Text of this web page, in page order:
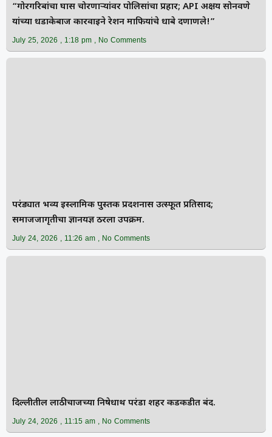
“गोरगरिबांचा घास चोरणाऱ्यांवर पोलिसांचा प्रहार; API अक्षय सोनवणे
यांच्या धडाकेबाज कारवाईने रेशन माफियांचे धाबे दणाणले!”
July 25, 2026 1:18 pm No Comments
परंड्यात भव्य इस्लामिक पुस्तक प्रदर्शनास उत्स्फूर्त प्रतिसाद;
समाजजागृतीचा ज्ञानयज्ञ ठरला उपक्रम.
July 24, 2026 11:26 am No Comments
दिल्लीतील लाठीचार्जच्या निषेधार्थ परंडा शहर कडकडीत बंद.
July 24, 2026 11:15 am No Comments